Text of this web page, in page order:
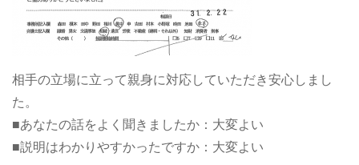
相手の立場に立って親身に対応していただき安心しまし
た。
■あなたの話をよく聞きましたか：大変よい
■説明はわかりやすかったですか：大変よい